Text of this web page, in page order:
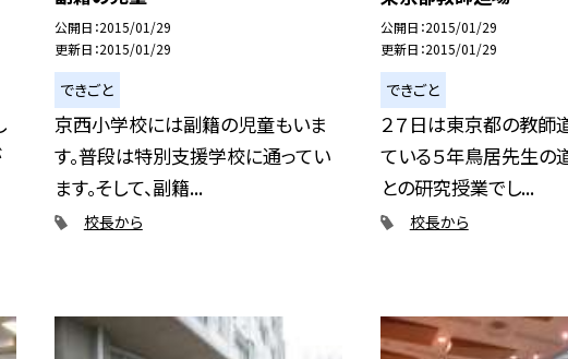
公開日 2015/01/29
更新日 2015/01/29
できごと
京西小学校には副籍の児童もいま
す。普段は特別支援学校に通ってい
ます。そして、副籍...
校長から
公開日 2015/01/29
更新日 2015/01/29
できごと
２７日は東京都の教師
ている５年鳥居先生の
との研究授業でし...
校長から